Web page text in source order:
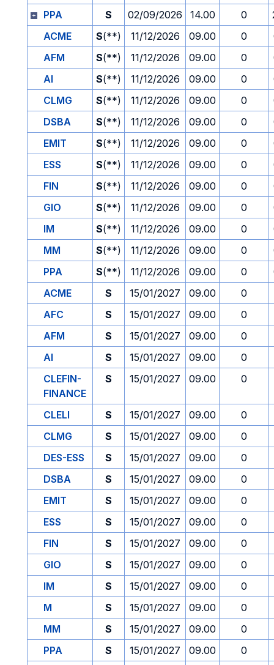
PPA
S 02/09/2026 14.00 0
ACME
S(**) 11/12/2026 09.00 0
AFM
S(**) 11/12/2026 09.00 0
AI
S(**) 11/12/2026 09.00 0
CLMG
S(**) 11/12/2026 09.00 0
DSBA
S(**) 11/12/2026 09.00 0
EMIT
S(**) 11/12/2026 09.00 0
ESS
S(**) 11/12/2026 09.00 0
FIN
S(**) 11/12/2026 09.00 0
GIO
S(**) 11/12/2026 09.00 0
IM
S(**) 11/12/2026 09.00 0
MM
S(**) 11/12/2026 09.00 0
PPA
S(**) 11/12/2026 09.00 0
ACME
S 15/01/2027 09.00
0
AFC
S 15/01/2027 09.00
0
AFM
S 15/01/2027 09.00
0
AI
S 15/01/2027 09.00
0
CLEFIN-
FINANCE
S 15/01/2027 09.00 0
CLELI S 15/01/2027 09.00
0
CLMG
S 15/01/2027 09.00
0
DES-ESS
S 15/01/2027 09.00
0
DSBA
S 15/01/2027 09.00
0
EMIT
S 15/01/2027 09.00
0
ESS
S 15/01/2027 09.00
0
FIN
S 15/01/2027 09.00
0
GIO
S 15/01/2027 09.00
0
IM
S 15/01/2027 09.00
0
M
S 15/01/2027 09.00
0
MM
S 15/01/2027 09.00
0
PPA
S 15/01/2027 09.00
0